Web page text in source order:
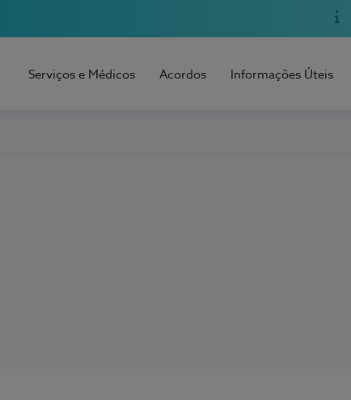
Serviços e Médicos Acordos Informações Úteis